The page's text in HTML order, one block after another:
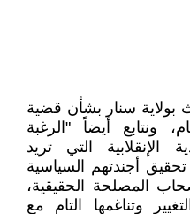
بولاية سنار بشأن قضية
ونتابع أيضاً "الرغبة
الإنقلابية التي تريد
أجندتهم السياسية
المصلحة الحقيقية،
وتناغمها التام مع